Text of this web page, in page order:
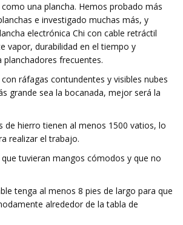
una plancha. Hemos probado más
e investigado muchas más, y
electrónica Chi con cable retráctil
vapor, durabilidad en el tiempo y
frecuentes.
ráfagas contundentes y visibles nubes
grande sea la bocanada, mejor será la
de hierro tienen al menos 1500 vatios, lo
realizar el trabajo.
tuvieran mangos cómodos y que no
tenga al menos 8 pies de largo para que
alrededor de la tabla de